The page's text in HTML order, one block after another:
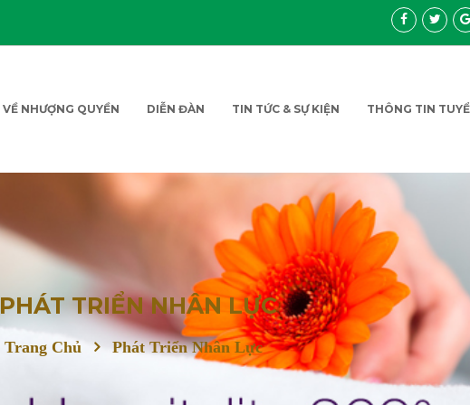
VỀ NHƯỢNG QUYỀN DIỄN ĐÀN TIN TỨC & SỰ KIỆN THÔNG TIN
PHÁT TRIỂN NHÂN LỰC
Trang Chủ Phát Triển Nhân Lực